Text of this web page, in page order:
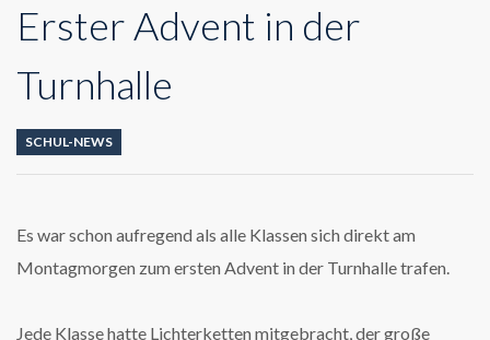
Erster Advent in der
Turnhalle
SCHUL-NEWS
Es war schon aufregend als alle Klassen sich direkt am
Montagmorgen zum ersten Advent in der Turnhalle trafen.
Jede Klasse hatte Lichterketten mitgebracht, der große